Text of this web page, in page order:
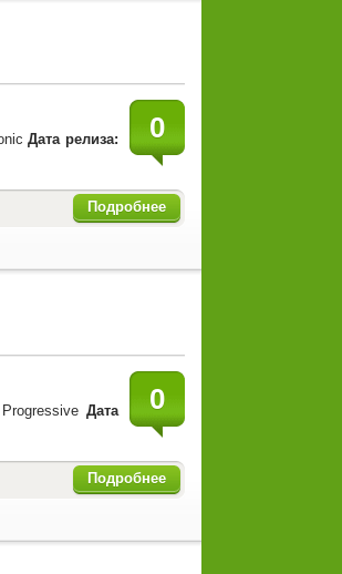
0
Дата релиза:
Подробнее
0
ProgressiveДата
Подробнее